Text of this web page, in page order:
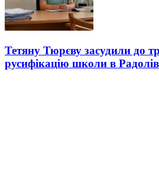
Тетяну Тюрєву засудили до
русифікацію школи в